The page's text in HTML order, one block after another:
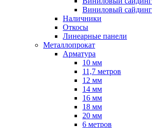
Виниловый
Наличники
Откосы
Линеарные панели
Металлопрокат
Арматура
10 мм
11,7 метров
12 мм
14 мм
16 мм
18 мм
20 мм
6 метров